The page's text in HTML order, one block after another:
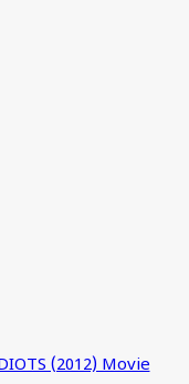
(2012) Movie